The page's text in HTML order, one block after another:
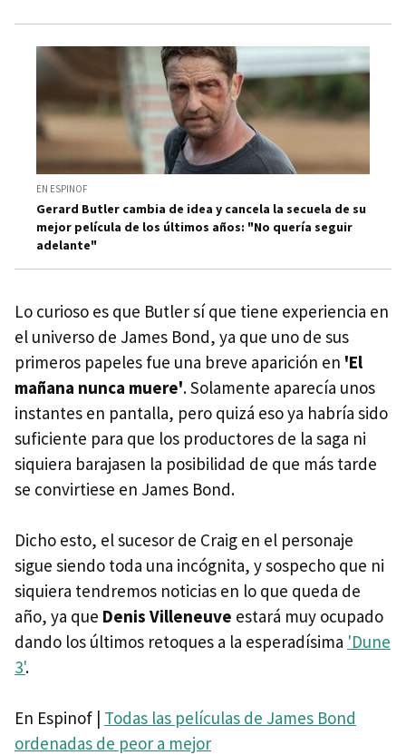
EN ESPINOF
Gerard Butler cambia de idea y cancela la secuela de su
mejor película de los últimos años: "No quería seguir
adelante"
Lo curioso es que Butler sí que tiene experiencia en
el universo de James Bond, ya que uno de sus
primeros papeles fue una breve aparición en 'El
mañana nunca muere'. Solamente aparecía unos
instantes en pantalla, pero quizá eso ya habría sido
suficiente para que los productores de la saga ni
siquiera barajasen la posibilidad de que más tarde
se convirtiese en James Bond.
Dicho esto, el sucesor de Craig en el personaje
sigue siendo toda una incógnita, y sospecho que ni
siquiera tendremos noticias en lo que queda de
año, ya que Denis Villeneuve estará muy ocupado
dando los últimos retoques a la esperadísima 'Dune
3'.
En Espinof | Todas las películas de James Bond
ordenadas de peor a mejor